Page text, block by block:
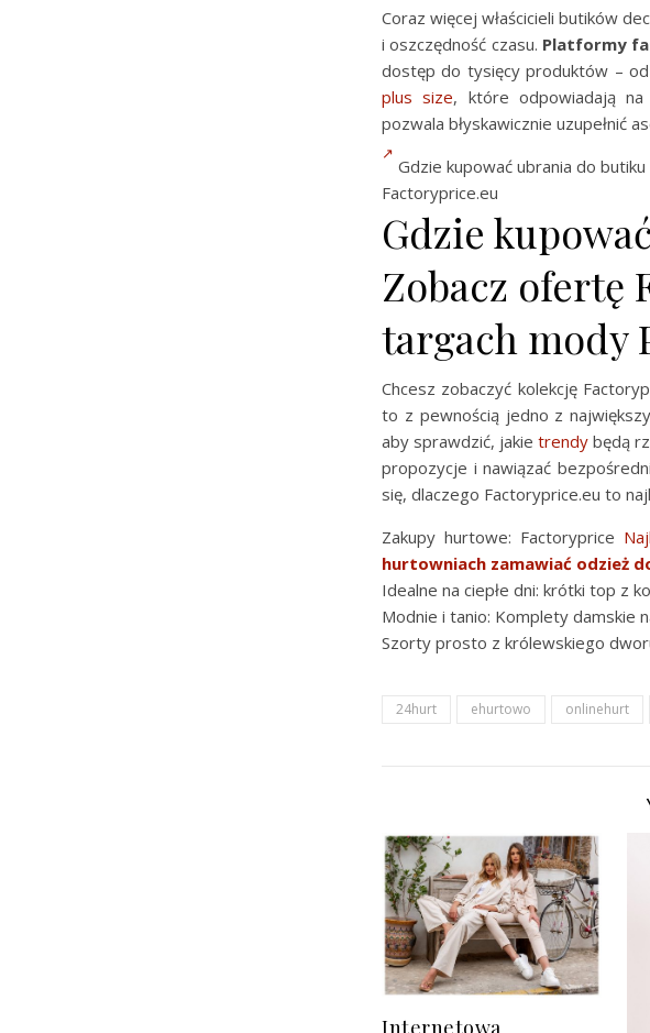
Coraz więcej właścicieli butików
i oszczędność czasu. Platformy
dostęp do tysięcy produktów –
plus size, które odpowiadają
pozwala błyskawicznie uzupełnić
Gdzie kupować ubrania do
Factoryprice.eu
Gdzie
Zobacz ofertę
targach mody
Chcesz zobaczyć kolekcję
to z pewnością jedno z
aby sprawdzić, jakietrendy będą
propozycje i nawiązać
się, dlaczego Factoryprice.eu to
Zakupy hurtowe: Factoryprice
hurtowniach zamawiać odzież
Idealne na ciepłe dni: krótki top z
Modnie i tanio: Komplety damskie
Szorty prosto z królewskiego
24hurt ehurtowo onlinehurt
Internetowa